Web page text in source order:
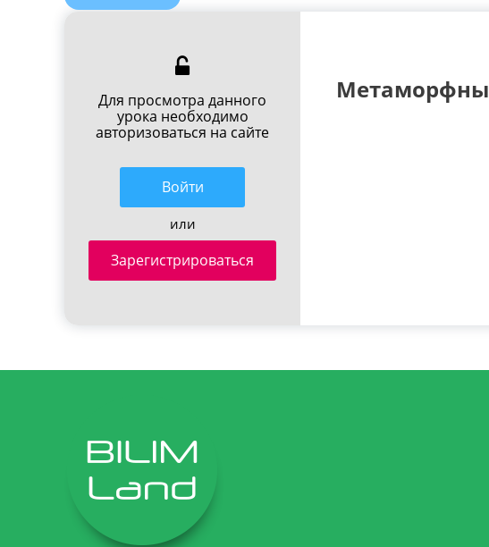
Для просмотра данного
урока необходимо
авторизоваться на сайте
Войти
или
Зарегистрироваться